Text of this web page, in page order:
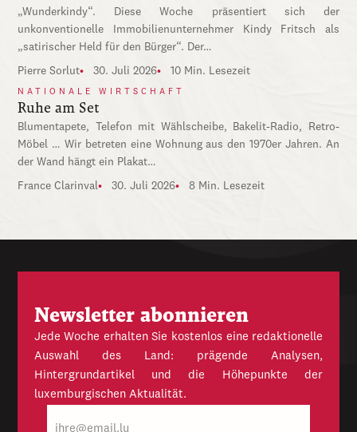
„Wunderkindy“. Diese Woche präsentiert sich der
unkonventionelle Immobilienunternehmer Kindy Fritsch als
„satirischer Held für den Bürger“. Der…
Pierre Sorlut 30. Juli 2026 10 Min. Lesezeit
NATIONALE WIRTSCHAFT
Ruhe am Set
Blumentapete, Telefon mit Wählscheibe, Bakelit-Radio, Retro-
Möbel … Wir betreten eine Wohnung aus den 1970er Jahren. An
der Wand hängt ein Plakat…
France Clarinval 30. Juli 2026 8 Min. Lesezeit
Newsletter abonnieren
Jede Woche erhalten Sie kostenlos eine redaktionelle
Auswahl des Land: prägende Analysen,
Hintergrundartikel und die Höhepunkte der
luxemburgischen Aktualität.